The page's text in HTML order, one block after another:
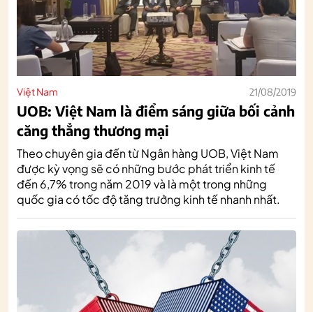
Việt Nam 21/08/2019
UOB: Việt Nam là điểm sáng giữa bối cảnh
căng thẳng thương mại
Theo chuyên gia đến từ Ngân hàng UOB, Việt Nam
được kỳ vọng sẽ có những bước phát triển kinh tế
đến 6,7% trong năm 2019 và là một trong những
quốc gia có tốc độ tăng trưởng kinh tế nhanh nhất.